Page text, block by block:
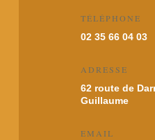
TÉLÉPHONE
02 35 66 04 03
ADRESSE
62 route de
Guillaume
EMAIL